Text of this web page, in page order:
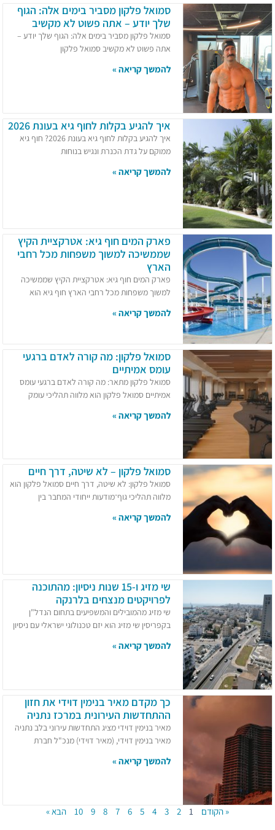
סמואל פלקון מסביר בימים אלה: הגוף
שלך יודע – אתה פשוט לא מקשיב
סמואל פלקון מסביר בימים אלה: הגוף שלך יודע –
אתה פשוט לא מקשיב סמואל פלקון
להמשך קריאה »
איך להגיע בקלות לחוף גיא בעונת 2026
איך להגיע בקלות לחוף גיא בעונת 2026? חוף גיא
ממוקם על גדת הכנרת ונגיש בנוחות
להמשך קריאה »
פארק המים חוף גיא: אטרקציית הקיץ
שממשיכה למשוך משפחות מכל רחבי
הארץ
פארק המים חוף גיא: אטרקציית הקיץ שממשיכה
למשוך משפחות מכל רחבי הארץ חוף גיא הוא
להמשך קריאה »
סמואל פלקון: מה קורה לאדם ברגעי
עומס אמיתיים
סמואל פלקון מתאר: מה קורה לאדם ברגעי עומס
אמיתיים סמואל פלקון הוא מלווה תהליכי עומק
להמשך קריאה »
סמואל פלקון – לא שיטה, דרך חיים
סמואל פלקון: לא שיטה, דרך חיים סמואל פלקון הוא
מלווה תהליכי גוף־מודעות ייחודי המחבר בין
להמשך קריאה »
שי מזיג ו-15 שנות ניסיון: מהתוכנה
לפרויקטים מנצחים בלרנקה
שי מזיג מהמובילים והמשפיעים בתחום הנדל"ן
בקפריסין שי מזיג הוא יזם טכנולוגי ישראלי עם ניסיון
להמשך קריאה »
כך מקדם מאיר בנימין דוידי את חזון
ההתחדשות העירונית במרכז נתניה
מאיר בנימין דוידי מציג התחדשות עירוני בלב נתניה
מאיר בנימין דוידי, (מאיר דוידי) מנכ"ל חברת
להמשך קריאה »
« הקודם 1
2
3
4
5
6
7
8
9
10 הבא »